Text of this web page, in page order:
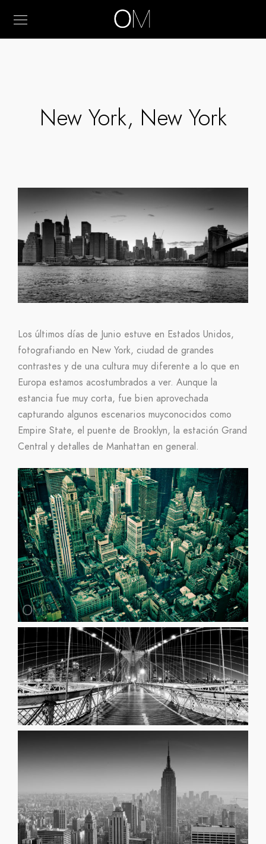
New York, New York
Los últimos días de Junio estuve en Estados Unidos,
fotografiando en New York, ciudad de grandes
contrastes y de una cultura muy diferente a lo que en
Europa estamos acostumbrados a ver. Aunque la
estancia fue muy corta, fue bien aprovechada
capturando algunos escenarios muyconocidos como
Empire State, el puente de Brooklyn, la estación Grand
Central y detalles de Manhattan en general.